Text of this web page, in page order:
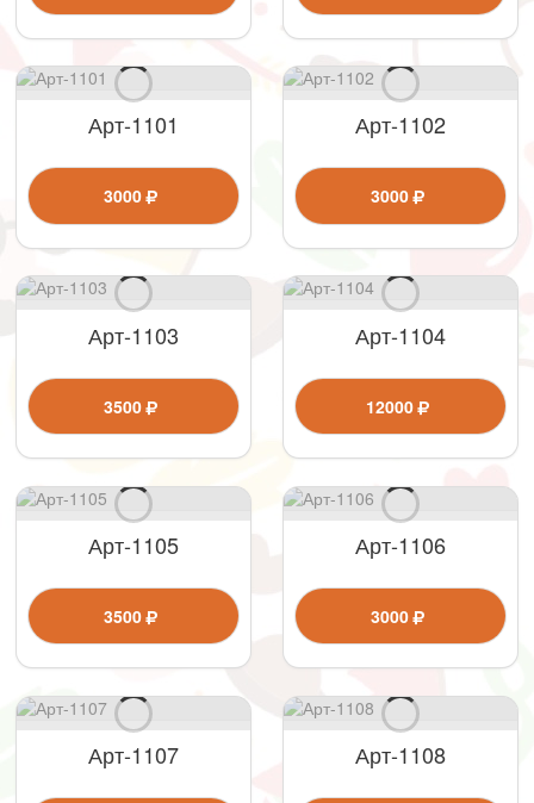
Арт-1101
3000
Арт-1102
3000
Арт-1103
3500
Арт-1104
12000
Арт-1105
3500
Арт-1106
3000
Арт-1107 Арт-1108